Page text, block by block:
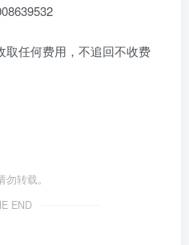
取任何费用，不追回不收费
转载。
END